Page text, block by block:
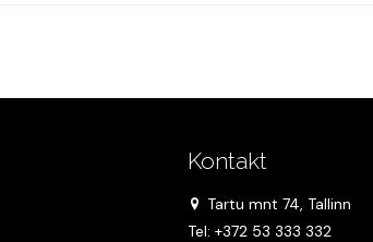
Kontakt
Tartu mnt 74, Tallinn
Tel: +372 53 333 332